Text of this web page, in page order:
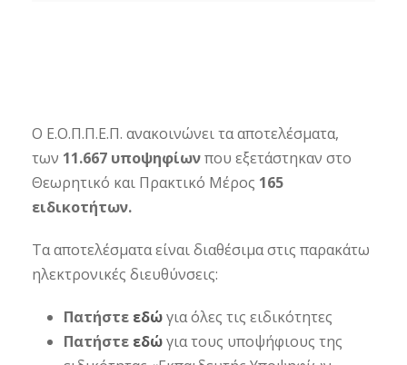
Ο Ε.Ο.Π.Π.Ε.Π. ανακοινώνει τα αποτελέσματα,
των 11.667 υποψηφίωνπου εξετάστηκαν στο
Θεωρητικό και Πρακτικό Μέρος 165
ειδικοτήτων.
Τα αποτελέσματα είναι διαθέσιμα στις παρακάτω
ηλεκτρονικές διευθύνσεις:
Πατήστε εδώγια όλες τις ειδικότητες
Πατήστε εδώγια τους υποψήφιους της